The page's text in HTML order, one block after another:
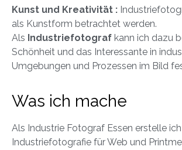
Kunst und Kreativität :
als Kunstform betrachtet werden.
Als Industriefotograf kann ich dazu
Schönheit und das Interessante in
Umgebungen und Prozessen im Bild
Was ich mache
Als Industrie Fotograf Essen erstelle
Industriefotografie für Web und